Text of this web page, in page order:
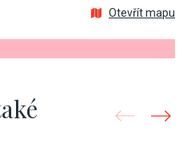
Otevřít mapu